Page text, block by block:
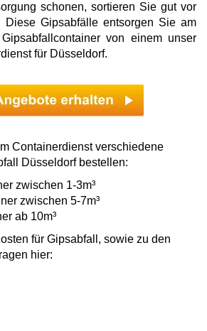
schonen, sortieren Sie gut vor
Diese Gipsabfälle entsorgen Sie am
von einem unser
für Düsseldorf.
Containerdienst verschiedene
Düsseldorf bestellen:
zwischen 1-3m³
zwischen 5-7m³
ab 10m³
für Gipsabfall, sowie zu den
hier: